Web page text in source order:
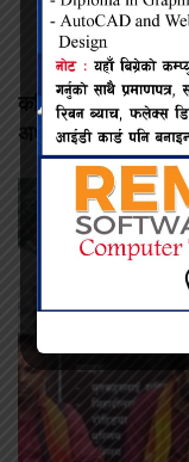
कमिशन नदिँदा दुःख
अध्यक्षद्वारा अस्वीकार